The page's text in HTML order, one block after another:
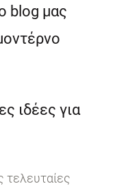
blog μας
ιδέες για
τελευταίες